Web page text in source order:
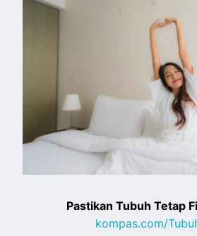
Pastikan Tubuh Tetap
kompas.com/